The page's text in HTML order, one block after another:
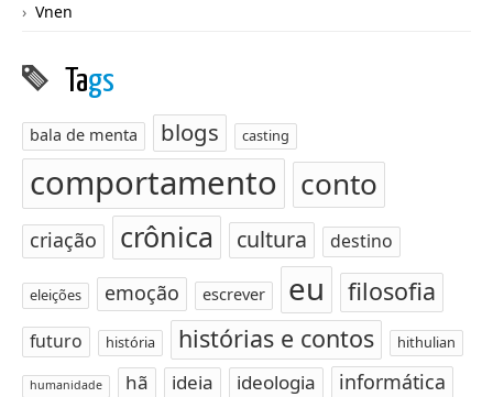
Vnen
Tags
bala de menta blogs casting
comportamento conto
criação crônica cultura destino
eleições emoção escrever eu filosofia
futuro história histórias e contos hithulian
humanidade hã ideia ideologia informática